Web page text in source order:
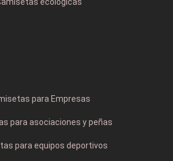
para Empresas
para asociaciones y peñas
para equipos deportivos